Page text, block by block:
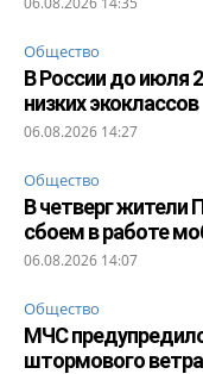
Общество
В России до июля
низких экоклассов
06.08.2026 14:27
Общество
В четверг жители
сбоем в работе
06.08.2026 14:07
Общество
МЧС
штормового